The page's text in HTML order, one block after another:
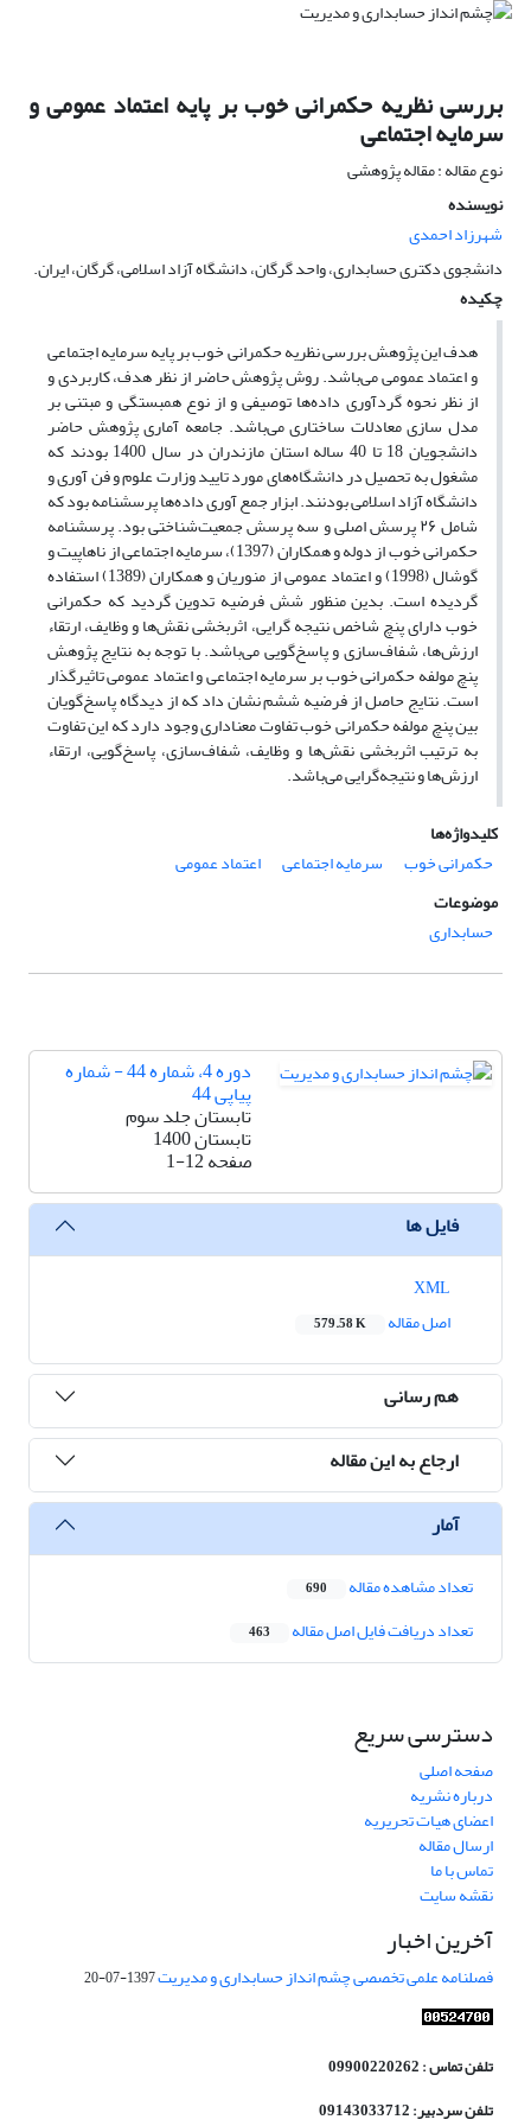
بررسی نظریه حکمرانی خوب بر پایه اعتماد عمومی و
سرمایه اجتماعی
نوع مقاله : مقاله پژوهشی
نویسنده
شهرزاد احمدی
دانشجوی دکتری حسابداری، واحد گرگان، دانشگاه آزاد اسلامی، گرگان، ایران.
چکیده
هدف این پژوهش بررسی نظریه حکمرانی خوب بر پایه سرمایه اجتماعی
و اعتماد عمومی می‌باشد. روش پژوهش حاضر از نظر هدف، کاربردی و
از نظر نحوه گردآوری داده‌ها توصیفی و از نوع همبستگی و مبتنی بر
مدل سازی معادلات ساختاری می‌باشد. جامعه آماری پژوهش حاضر
دانشجویان 18 تا 40 ساله استان مازندران در سال 1400 بودند که
مشغول به تحصیل در دانشگاه‌های مورد تایید وزارت علوم و فن آوری و
دانشگاه آزاد اسلامی بودنند. ابزار جمع آوری داده‌ها پرسشنامه بود که
شامل ۲۶ پرسش اصلی و سه پرسش جمعیت‌شناختی بود. پرسشنامه
حکمرانی خوب از دوله و همکاران (1397)، سرمایه اجتماعی از ناهاپیت و
گوشال (1998) و اعتماد عمومی از منوریان و همکاران (1389) استفاده
گردیده است. بدین منظور شش فرضیه تدوین گردید که حکمرانی
خوب دارای پنچ شاخص نتیجه گرایی، اثربخشی نقش‌ها و وظایف، ارتقاء
ارزش‌ها، شفاف‌سازی و پاسخ‌گویی می‌باشد. با توجه به نتایج پژوهش
پنچ مولفه حکمرانی خوب بر سرمایه اجتماعی و اعتماد عمومی تاثیر‌گذار
است. نتایج حاصل از فرضیه ششم نشان داد که از دیدگاه پاسخ‌گویان
بین پنچ مولفه حکمرانی خوب تفاوت معناداری وجود دارد که این تفاوت
به ترتیب اثربخشی نقش‌ها و وظایف، شفاف‌سازی، پاسخ‌گویی، ارتقاء
ارزش‌ها و نتیجه‌گرایی می‌باشد.
کلیدواژه‌ها
حکمرانی خوب
سرمایه اجتماعی
اعتماد عمومی
موضوعات
حسابداری
دوره 4، شماره 44 - شماره
پیاپی 44
تابستان جلد سوم
تابستان 1400
صفحه1-12
فایل ها
اصل مقاله
579.58 K
هم رسانی
ارجاع به این مقاله
آمار
تعداد مشاهده مقاله 690
تعداد دریافت فایل اصل مقاله 463
دسترسی سریع
صفحه اصلی
درباره نشریه
اعضای هیات تحریریه
ارسال مقاله
تماس با ما
نقشه سایت
آخرین اخبار
فصلنامه علمی تخصصی چشم انداز حسابداری و مدیریت1397-07-20
تلفن تماس : 09900220262
تلفن سردبیر: 09143033712